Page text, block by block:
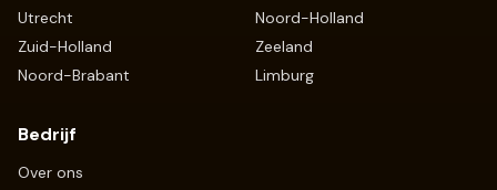
Utrecht
Noord-Holland
Zuid-Holland
Zeeland
Noord-Brabant
Limburg
Bedrijf
Over ons